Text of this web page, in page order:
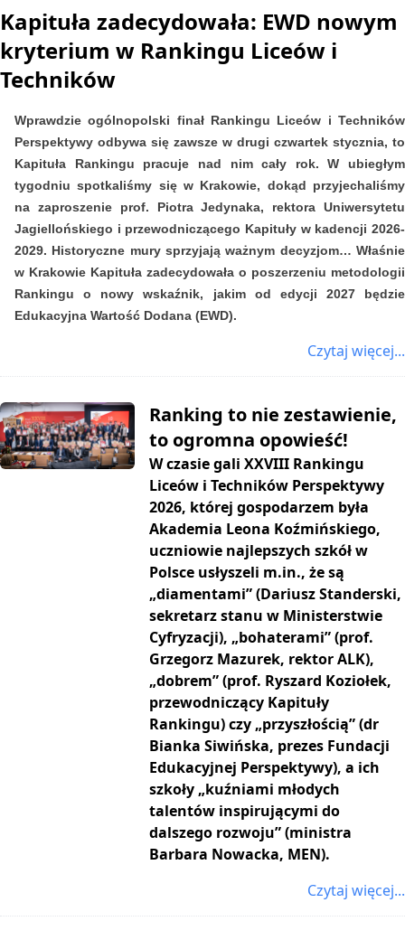
2023
2022
2021
Kapituła zadecydowała: EWD nowym
kryterium w Rankingu Liceów i
Techników
Wprawdzie ogólnopolski finał Rankingu Liceów i Techników
Perspektywy odbywa się zawsze w drugi czwartek stycznia, to
Kapituła Rankingu pracuje nad nim cały rok. W ubiegłym
tygodniu spotkaliśmy się w Krakowie, dokąd przyjechaliśmy
na zaproszenie prof. Piotra Jedynaka, rektora Uniwersytetu
Jagiellońskiego i przewodniczącego Kapituły w kadencji 2026-
2029. Historyczne mury sprzyjają ważnym decyzjom… Właśnie
w Krakowie Kapituła zadecydowała o poszerzeniu metodologii
Rankingu o nowy wskaźnik, jakim od edycji 2027 będzie
Edukacyjna Wartość Dodana (EWD).
Czytaj więcej...
Ranking to nie zestawienie,
to ogromna opowieść!
W czasie gali XXVIII Rankingu
Liceów i Techników Perspektywy
2026, której gospodarzem była
Akademia Leona Koźmińskiego,
uczniowie najlepszych szkół w
Polsce usłyszeli m.in., że są
„diamentami” (Dariusz Standerski,
sekretarz stanu w Ministerstwie
Cyfryzacji), „bohaterami” (prof.
Grzegorz Mazurek, rektor ALK),
„dobrem” (prof. Ryszard Koziołek,
przewodniczący Kapituły
Rankingu) czy „przyszłością” (dr
Bianka Siwińska, prezes Fundacji
Edukacyjnej Perspektywy), a ich
szkoły „kuźniami młodych
talentów inspirującymi do
dalszego rozwoju” (ministra
Barbara Nowacka, MEN).
Czytaj więcej...